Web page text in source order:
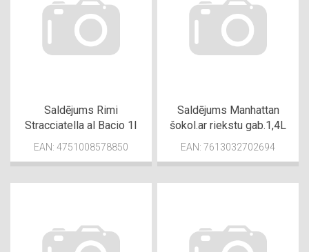
Saldējums Rimi
Stracciatella al Bacio 1l
EAN: 4751008578850
Saldējums Manhattan
šokol.ar riekstu gab.1,4L
EAN: 7613032702694